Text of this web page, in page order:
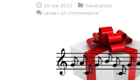
16 mai 2012
Généralités
Laisser un commentaire